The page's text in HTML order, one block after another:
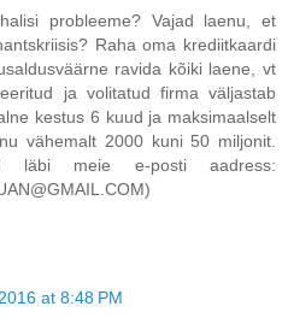
probleeme? Vajad laenu, et
Raha oma krediitkaardi
ravida kõiki laene, vt
ja volitatud firma väljastab
kestus 6 kuud ja maksimaalselt
vähemalt 2000 kuni 50 miljonit.
läbi meie e-posti aadress:
at 8:48 PM